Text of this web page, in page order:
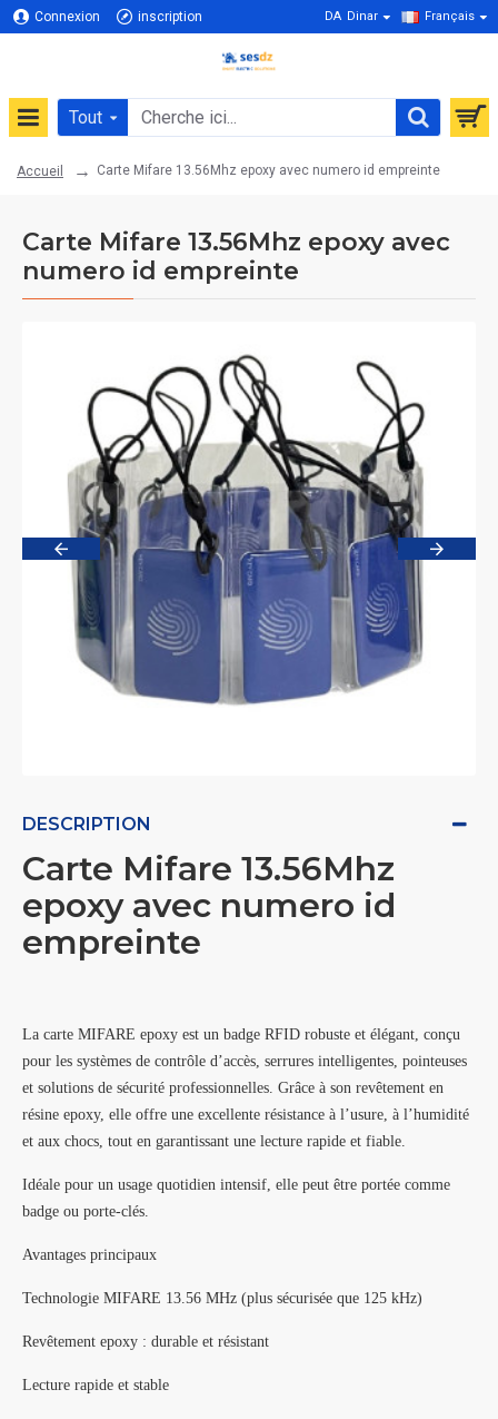
Connexion inscription DA Dinar Français
Tout
Accueil Carte Mifare 13.56Mhz epoxy avec numero id empreinte
Carte Mifare 13.56Mhz epoxy avec
numero id empreinte
DESCRIPTION
Carte Mifare 13.56Mhz
epoxy avec numero id
empreinte
La carte MIFARE epoxy est un badge RFID robuste et élégant, conçu
pour les systèmes de contrôle d’accès, serrures intelligentes, pointeuses
et solutions de sécurité professionnelles. Grâce à son revêtement en
résine epoxy, elle offre une excellente résistance à l’usure, à l’humidité
et aux chocs, tout en garantissant une lecture rapide et fiable.
Idéale pour un usage quotidien intensif, elle peut être portée comme
badge ou porte-clés.
Avantages principaux
Technologie MIFARE 13.56 MHz (plus sécurisée que 125 kHz)
Revêtement epoxy : durable et résistant
Lecture rapide et stable